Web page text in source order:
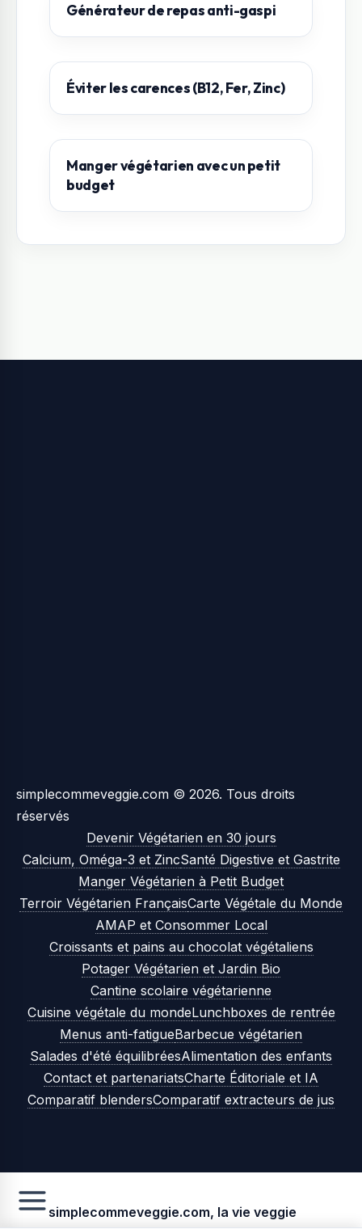
Générateur de repas anti-gaspi
Éviter les carences (B12, Fer, Zinc)
Manger végétarien avec un petit
budget
simplecommeveggie.com © 2026. Tous droits
réservés
Devenir Végétarien en 30 jours
Calcium, Oméga-3 et ZincSanté Digestive et Gastrite
Manger Végétarien à Petit Budget
Terroir Végétarien FrançaisCarte Végétale du Monde
AMAP et Consommer Local
Croissants et pains au chocolat végétaliens
Potager Végétarien et Jardin Bio
Cantine scolaire végétarienne
Cuisine végétale du mondeLunchboxes de rentrée
Menus anti-fatigueBarbecue végétarien
Salades d'été équilibréesAlimentation des enfants
Contact et partenariatsCharte Éditoriale et IA
Comparatif blendersComparatif extracteurs de jus
simplecommeveggie.com, la vie veggie